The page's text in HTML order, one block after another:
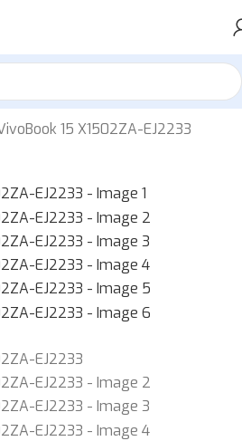
15 X1502ZA-EJ2233